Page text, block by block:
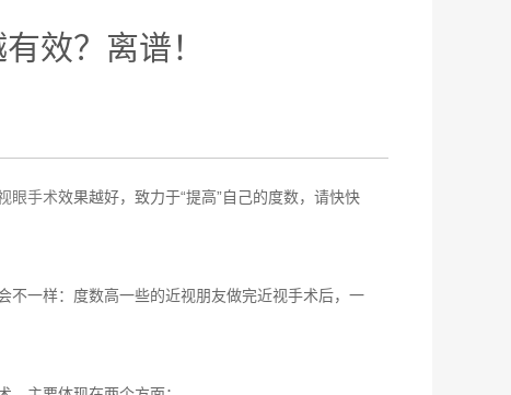
效？离谱！
眼手术效果越好，致力于“提高”自己的度数，请快快
一样：度数高一些的近视朋友做完近视手术后，一